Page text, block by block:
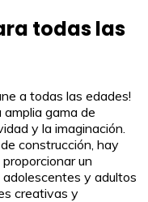
todas las
a todas las edades!
gama de
y la imaginación.
construcción, hay
un
y adultos
creativas y